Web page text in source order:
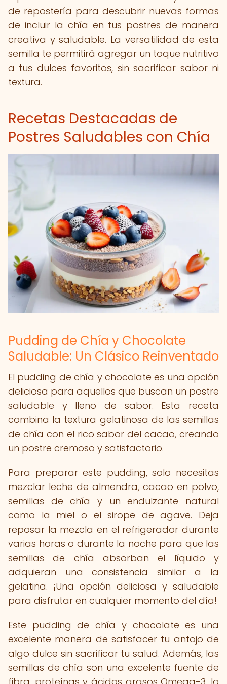
de repostería para descubrir nuevas formas
de incluir la chía en tus postres de manera
creativa y saludable. La versatilidad de esta
semilla te permitirá agregar un toque nutritivo
a tus dulces favoritos, sin sacrificar sabor ni
textura.
Recetas Destacadas de
Postres Saludables con Chía
Pudding de Chía y Chocolate
Saludable: Un Clásico Reinventado
El pudding de chía y chocolate es una opción
deliciosa para aquellos que buscan un postre
saludable y lleno de sabor. Esta receta
combina la textura gelatinosa de las semillas
de chía con el rico sabor del cacao, creando
un postre cremoso y satisfactorio.
Para preparar este pudding, solo necesitas
mezclar leche de almendra, cacao en polvo,
semillas de chía y un endulzante natural
como la miel o el sirope de agave. Deja
reposar la mezcla en el refrigerador durante
varias horas o durante la noche para que las
semillas de chía absorban el líquido y
adquieran una consistencia similar a la
gelatina. ¡Una opción deliciosa y saludable
para disfrutar en cualquier momento del día!
Este pudding de chía y chocolate es una
excelente manera de satisfacer tu antojo de
algo dulce sin sacrificar tu salud. Además, las
semillas de chía son una excelente fuente de